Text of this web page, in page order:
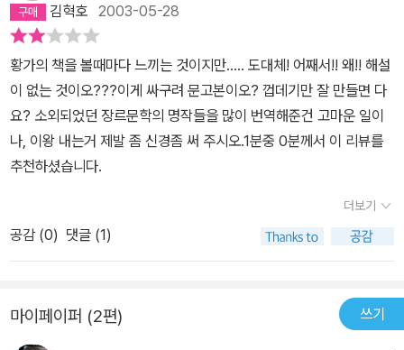
김혁호 2003-05-28
황가의 책을 볼때마다 느끼는 것이지만..... 도대체! 어째서!! 왜!! 해설
이 없는 것이오???이게 싸구려 문고본이오? 껍데기만 잘 만들면 다
요? 소외되었던 장르문학의 명작들을 많이 번역해준건 고마운 일이
나, 이왕 내는거 제발 좀 신경좀 써 주시오.1분중 0분께서 이 리뷰를
추천하셨습니다.
더보기
공감 (0) 댓글 (1)
마이페이퍼 (2편) 쓰기